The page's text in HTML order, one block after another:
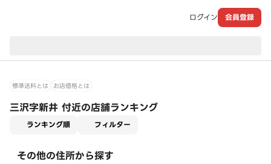
ログイン 会員登録
標準送料とは お店価格とは
三沢字新井 付近の店舗ランキング
ランキング順 フィルター
その他の住所から探す